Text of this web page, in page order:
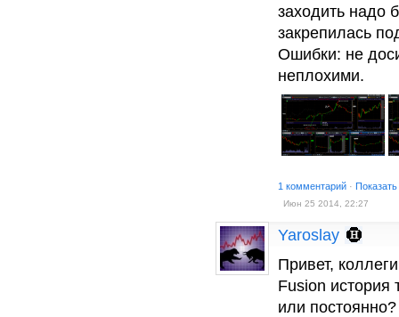
заходить надо
закрепилась
Ошибки: не
неплохими.
1 комментарий ·
Июн 25 2014, 22:27
Yaroslay
Привет,
Fusion история
или